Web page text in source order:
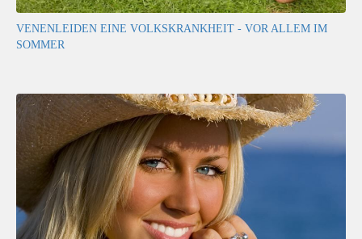
VENENLEIDEN EINE VOLKSKRANKHEIT - VOR ALLEM IM
SOMMER